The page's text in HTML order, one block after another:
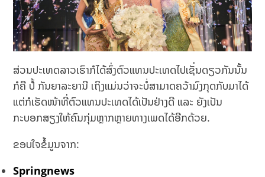
ສ່ວນປະເທດລາວເຮົາກໍໄດ້ສົ່ງຕົວແທນປະເທດໄປເຊັ່ນດຽວກັນນັ້ນ
ກໍຄື ປໍ້ ກັນຍາລະຍານີ ເຖິງແມ່ນວ່າຈະບໍ່ສາມາດຄວ້າມົງກຸດກັບມາໄດ້
ແຕ່ກໍເຮັດໜ້າທີ່ຕົວແທນປະເທດໄດ້ເປັນຢ່າງດີ ແລະ ຍັງເປັນ
ກະບອກສຽງໃຫ້ຄົນກຸ່ມຫຼາກຫຼາຍທາງເພດໄດ້ອີກດ້ວຍ.
ຂອບໃຈຂໍ້ມູນຈາກ:
Springnews